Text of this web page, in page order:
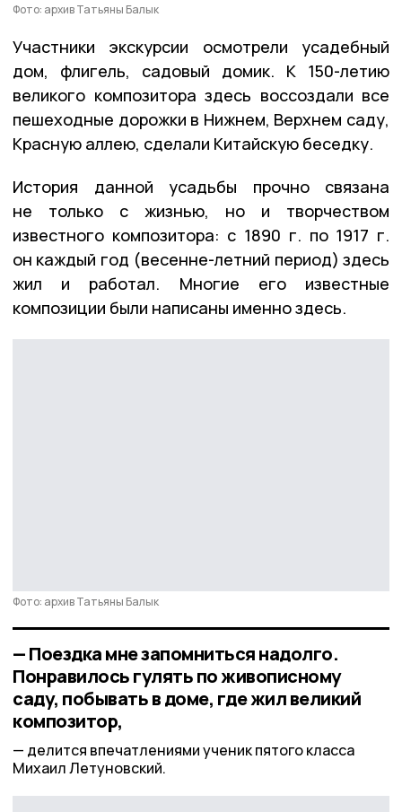
Фото: архив Татьяны Балык
Участники экскурсии осмотрели усадебный
дом, флигель, садовый домик. К 150-летию
великого композитора здесь воссоздали все
пешеходные дорожки в Нижнем, Верхнем саду,
Красную аллею, сделали Китайскую беседку.
История данной усадьбы прочно связана
не только с жизнью, но и творчеством
известного композитора: с 1890 г. по 1917 г.
он каждый год (весенне-летний период) здесь
жил и работал. Многие его известные
композиции были написаны именно здесь.
Фото: архив Татьяны Балык
— Поездка мне запомниться надолго.
Понравилось гулять по живописному
саду, побывать в доме, где жил великий
композитор,
делится впечатлениями ученик пятого класса
Михаил Летуновский.